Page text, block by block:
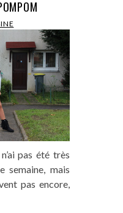
pas été très
semaine, mais
pas encore,